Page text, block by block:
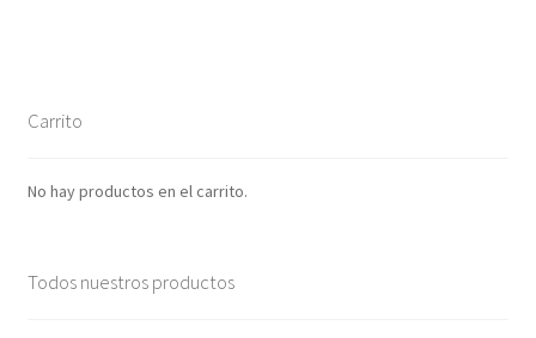
Política de Privacidad Y Cookies
Carrito
No hay productos en el carrito.
Todos nuestros productos